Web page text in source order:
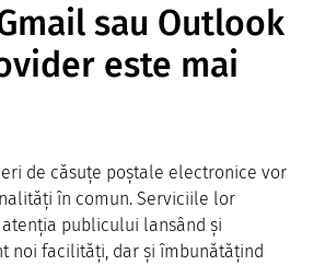
sau Outlook
este mai
de căsuțe poștale electronice vor
în comun. Serviciile lor
publicului lansând și
noi facilități, dar și îmbunătățind